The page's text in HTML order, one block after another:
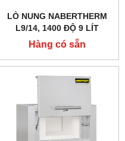
LÒ NUNG NABERTHERM
L9/14, 1400 ĐỘ 9 LÍT
Hàng có sẵn